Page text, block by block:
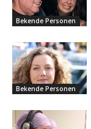
Bekende Personen
Bekende Personen